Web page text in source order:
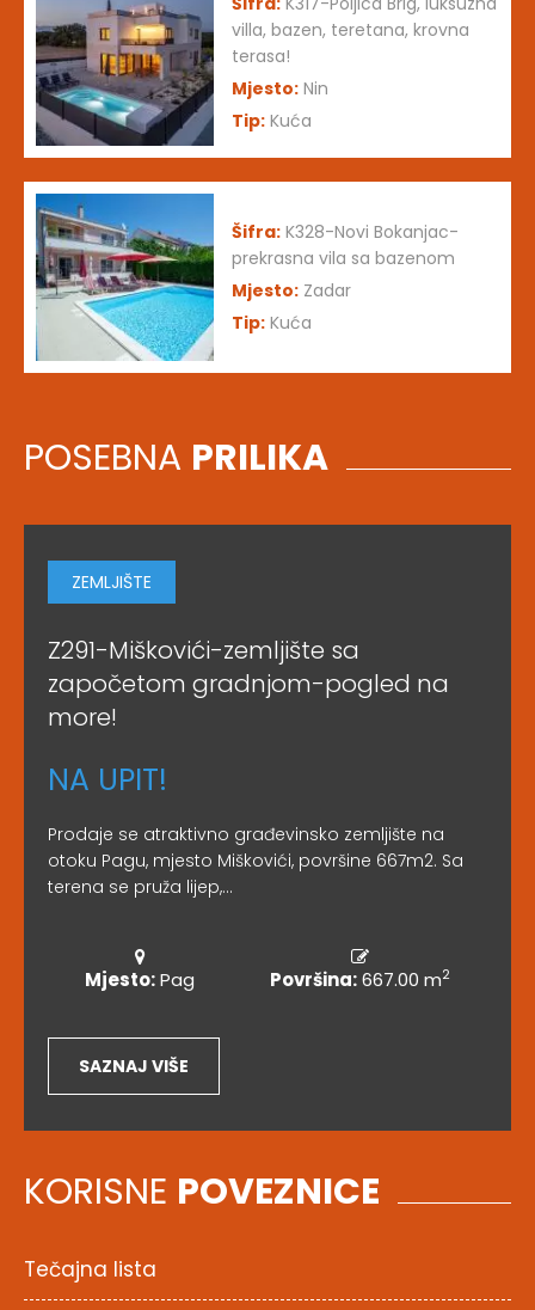
villa, bazen, teretana, krovna
terasa!
Mjesto: Nin
Tip: Kuća
Šifra: K328-Novi Bokanjac-
prekrasna vila sa bazenom
Mjesto: Zadar
Tip: Kuća
POSEBNA PRILIKA
ZEMLJIŠTE
Z291-Miškovići-zemljište sa
započetom gradnjom-pogled na
more!
NA UPIT!
Prodaje se atraktivno građevinsko zemljište na
otoku Pagu, mjesto Miškovići, površine 667m2. Sa
terena se pruža lijep,...
Mjesto:Pag Površina:667.00 m2
SAZNAJ VIŠE
KORISNE POVEZNICE
Tečajna lista